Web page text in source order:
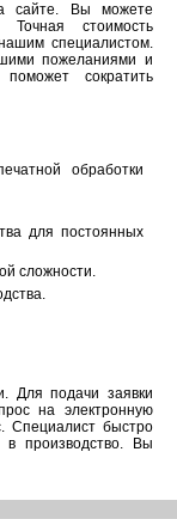
сайте. Вы можете
стоимость
специалистом.
пожеланиями и
сократить
обработки
для постоянных
сложности.
Для подачи заявки
на электронную
Специалист быстро
в производство. Вы